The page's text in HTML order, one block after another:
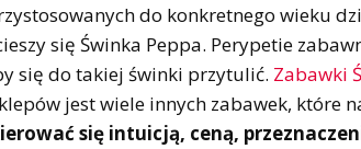
do konkretnego wieku
się Świnka Peppa. Perypetie
się do takiej świnki przytulić. Zabawki
jest wiele innych zabawek, które
się intuicją, ceną,